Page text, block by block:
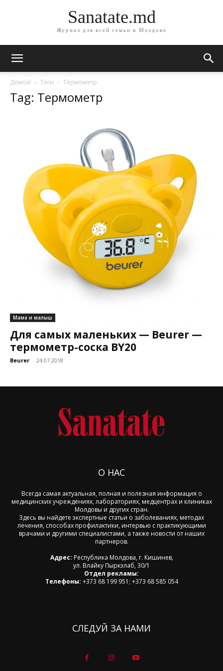
Sanatate.md
Журнал для всей семьи в Молдове
Домой Теги Термометр
Tag: Термометр
Мама и малыш
Для самых маленьких — Beurer —
термометр-соска BY20
Beurer - 24.07.2018
О НАС
Всегда самая актуальная, полная и полезная информация о
медицинских учреждениях, лабораториях, медцентрах и клиниках
Молдовы и других стран.
Здесь вы найдете экспертные статьи о заболеваниях, методах
лечения, способах профилактики, интервью с практикующими
врачами и другими специалистами, а также новости от наших
партнеров.
Адрес: Республика Молдова, г. Кишинев,
ул. Влайку Пыркэлаб, 30/1
Отдел рекламы:
Телефоны: +373 68 199 951; +373 68 585 054
СЛЕДУЙ ЗА НАМИ